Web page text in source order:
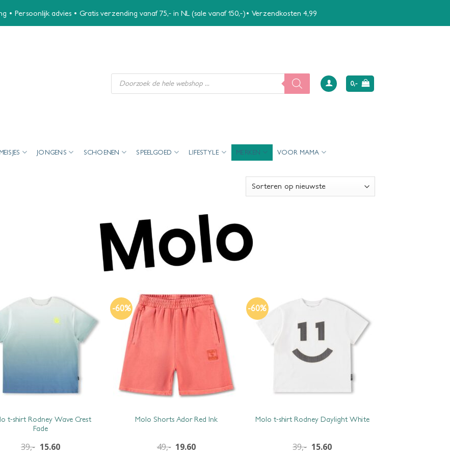
Persoonlijk advies • Gratis verzending vanaf 75,- in NL (sale vanaf 150,-)• Verzendkosten 4,99
Producten
zoeken
0,-
MEISJES JONGENS SCHOENEN SPEELGOED LIFESTYLE MERKEN VOOR MAMA
t-shirt Rodney Wave Crest
Fade
39,- 15.60
-60%
Molo Shorts Ador Red Ink
49,- 19.60
-60%
Molo t-shirt Rodney Daylight White
39,- 15.60